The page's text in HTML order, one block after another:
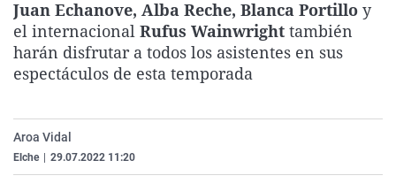
La rosa de los vientos
Gente viajera
Caso
Retornados
Extremadura
Galicia
Virales
Televisión
Juan Echanove, Alba Reche, Blanca Portillo y
el internacional Rufus Wainwright también
harán disfrutar a todos los asistentes en sus
espectáculos de esta temporada
Aroa Vidal
Elche 29.07.2022 11:20